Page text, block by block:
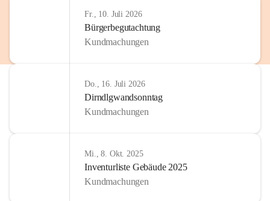
Fr., 10. Juli 2026
Bürgerbegutachtung
Kundmachungen
Do., 16. Juli 2026
Dirndlgwandsonntag
Kundmachungen
Mi., 8. Okt. 2025
Inventurliste Gebäude 2025
Kundmachungen